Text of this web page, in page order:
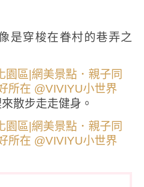
是穿梭在眷村的巷弄之
散步走走健身。